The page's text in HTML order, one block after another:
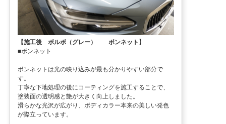
【施工後 ボルボ（グレー） ボンネット】
■ボンネット
ボンネットは光の映り込みが最も分かりやすい部分で
す。
丁寧な下地処理の後にコーティングを施工することで、
塗装面の透明感と艶が大きく向上しました。
滑らかな光沢が広がり、ボディカラー本来の美しい発色
が際立っています。